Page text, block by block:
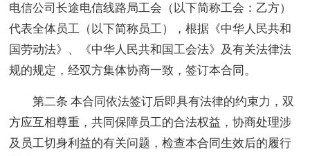
电信公司长途电信线路局工会（以下简称工会：乙方）
代表全体员工（以下简称员工），根据《中华人民共和
国劳动法》、《中华人民共和国工会法》及有关法律法
规的规定，经双方集体协商一致，签订本合同。
第二条 本合同依法签订后即具有法律的约束力，双
方应互相尊重，共同保障员工的合法权益，协商处理涉
及员工切身利益的有关问题，检查本合同生效后的履行